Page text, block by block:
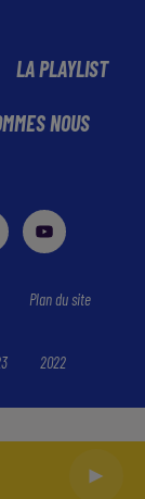
LA PLAYLIST
NOUS
Plan du site
2022